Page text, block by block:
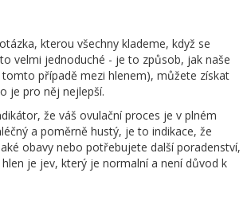
kterou všechny klademe, když se
velmi jednoduché - je to způsob, jak naše
případě mezi hlenem), můžete získat
je pro něj nejlepší.
že váš ovulační proces je v plném
a poměrně hustý, je to indikace, že
obavy nebo potřebujete další poradenství,
je jev, který je normalní a není důvod k